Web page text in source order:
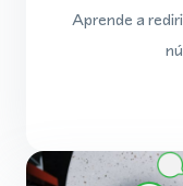
Aprende a